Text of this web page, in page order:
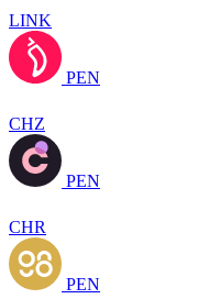
LINK
PEN
CHZ
PEN
CHR
PEN